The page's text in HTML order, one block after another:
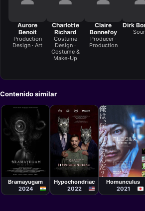
Aurore
Benoit
Production
Design · Art
Charlotte
Richard
Costume
Design ·
Costume &
Make-Up
Claire
Bonnefoy
Producer ·
Production
Dirk
Contenido similar
Película
Rahul
Sadasivan
Bramayugam
2024
Película
Hypochondriac
2022
Película
Takashi
Shimizu
Homunculus
2021